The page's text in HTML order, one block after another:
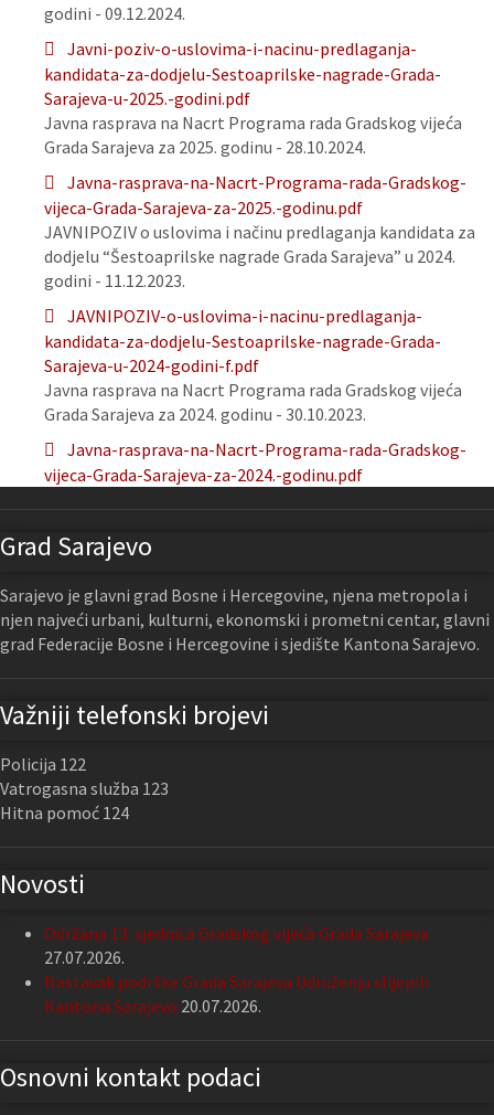
godini - 09.12.2024.
Javni-poziv-o-uslovima-i-nacinu-predlaganja-
kandidata-za-dodjelu-Sestoaprilske-nagrade-Grada-
Sarajeva-u-2025.-godini.pdf
Javna rasprava na Nacrt Programa rada Gradskog vijeća
Grada Sarajeva za 2025. godinu - 28.10.2024.
Javna-rasprava-na-Nacrt-Programa-rada-Gradskog-
vijeca-Grada-Sarajeva-za-2025.-godinu.pdf
JAVNIPOZIV o uslovima i načinu predlaganja kandidata za
dodjelu “Šestoaprilske nagrade Grada Sarajeva” u 2024.
godini - 11.12.2023.
JAVNIPOZIV-o-uslovima-i-nacinu-predlaganja-
kandidata-za-dodjelu-Sestoaprilske-nagrade-Grada-
Sarajeva-u-2024-godini-f.pdf
Javna rasprava na Nacrt Programa rada Gradskog vijeća
Grada Sarajeva za 2024. godinu - 30.10.2023.
Javna-rasprava-na-Nacrt-Programa-rada-Gradskog-
vijeca-Grada-Sarajeva-za-2024.-godinu.pdf
Grad Sarajevo
Sarajevo je glavni grad Bosne i Hercegovine, njena metropola i
njen najveći urbani, kulturni, ekonomski i prometni centar, glavni
grad Federacije Bosne i Hercegovine i sjedište Kantona Sarajevo.
Važniji telefonski brojevi
Policija 122
Vatrogasna služba 123
Hitna pomoć 124
Novosti
Održana 13. sjednica Gradskog vijeća Grada Sarajeva
27.07.2026.
Nastavak podrške Grada Sarajeva Udruženju slijepih
Kantona Sarajevo 20.07.2026.
Osnovni kontakt podaci